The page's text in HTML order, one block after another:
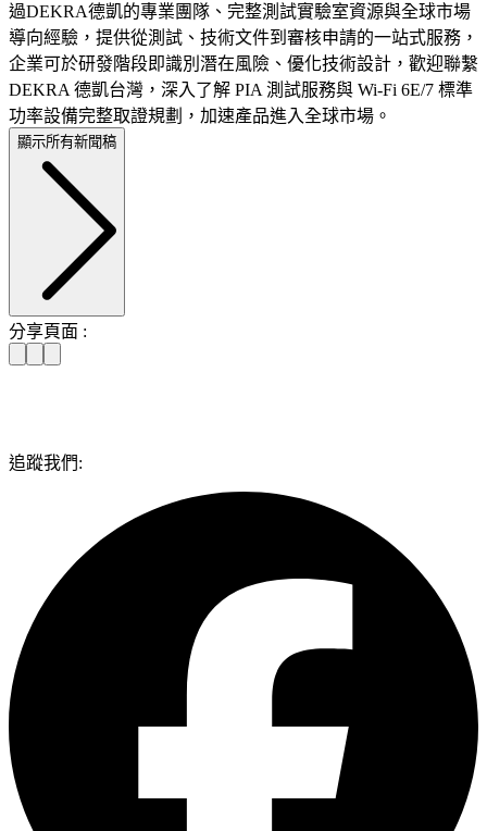
過DEKRA德凱的專業團隊、完整測試實驗室資源與全球市場
導向經驗，提供從測試、技術文件到審核申請的一站式服務，
企業可於研發階段即識別潛在風險、優化技術設計，歡迎聯繫
DEKRA 德凱台灣，深入了解 PIA 測試服務與 Wi-Fi 6E/7 標準
功率設備完整取證規劃，加速產品進入全球市場。
顯示所有新聞稿
分享頁面 :
追蹤我們: